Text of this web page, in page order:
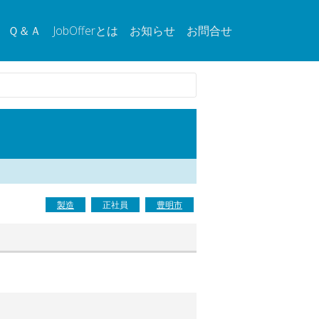
Ｑ＆Ａ JobOfferとは お知らせ お問合せ
製造 正社員 豊明市